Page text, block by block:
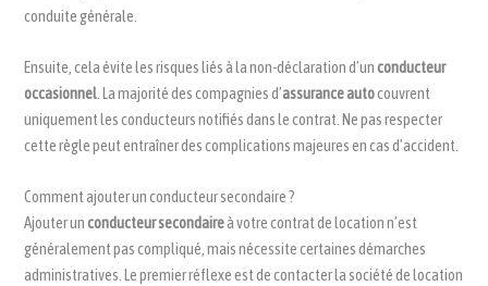
conduite générale.
Ensuite, cela évite les risques liés à la non-déclaration d’unconducteur
occasionnel . La majorité des compagnies d’assurance autocouvrent
uniquement les conducteurs notifiés dans le contrat. Ne pas respecter
cette règle peut entraîner des complications majeures en cas d’accident.
Comment ajouter un conducteur secondaire ?
Ajouter unconducteur secondaireà votre contrat de location n’est
généralement pas compliqué, mais nécessite certaines démarches
administratives. Le premier réflexe est de contacter la société de location